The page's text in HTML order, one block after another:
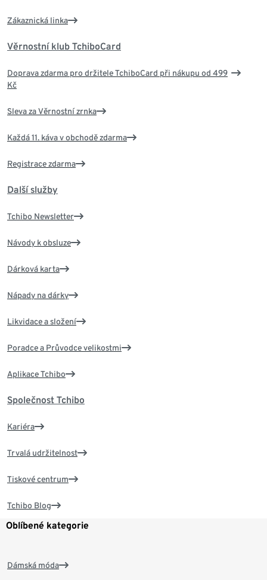
Zákaznická linka
Věrnostní klub TchiboCard
Doprava zdarma pro držitele TchiboCard při nákupu od 499
Kč
Sleva za Věrnostní zrnka
Každá 11. káva v obchodě zdarma
Registrace zdarma
Další služby
Tchibo Newsletter
Návody k obsluze
Dárková karta
Nápady na dárky
Likvidace a složení
Poradce a Průvodce velikostmi
Aplikace Tchibo
Společnost Tchibo
Kariéra
Trvalá udržitelnost
Tiskové centrum
Tchibo Blog
Oblíbené kategorie
Dámská móda